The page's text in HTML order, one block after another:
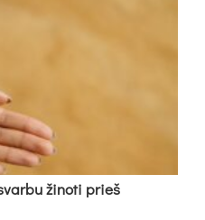
žinoti prieš